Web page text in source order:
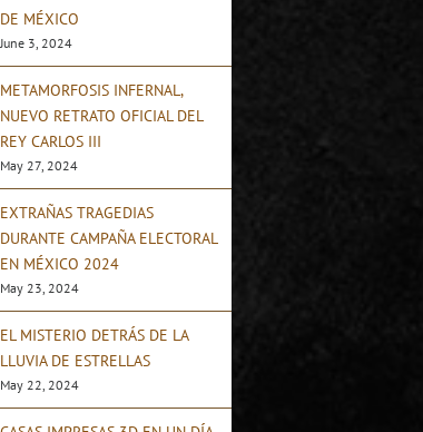
DE MÉXICO
June 3, 2024
METAMORFOSIS INFERNAL,
NUEVO RETRATO OFICIAL DEL
REY CARLOS III
May 27, 2024
EXTRAÑAS TRAGEDIAS
DURANTE CAMPAÑA ELECTORAL
EN MÉXICO 2024
May 23, 2024
EL MISTERIO DETRÁS DE LA
LLUVIA DE ESTRELLAS
May 22, 2024